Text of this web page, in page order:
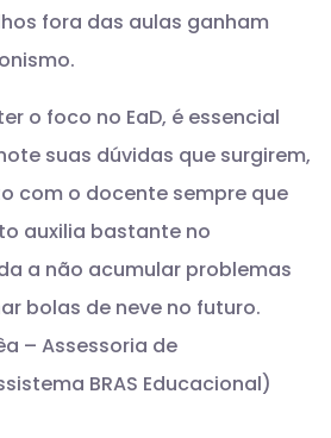
fora das aulas ganham
o foco no EaD, é essencial
suas dúvidas que surgirem,
com o docente sempre que
auxilia bastante no
a não acumular problemas
bolas de neve no futuro.
– Assessoria de
BRAS Educacional)